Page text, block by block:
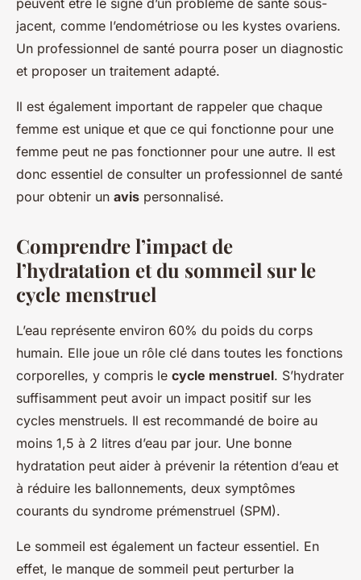
peuvent être le signe d’un problème de santé sous-
jacent, comme l’endométriose ou les kystes ovariens.
Un professionnel de santé pourra poser un diagnostic
et proposer un traitement adapté.
Il est également important de rappeler que chaque
femme est unique et que ce qui fonctionne pour une
femme peut ne pas fonctionner pour une autre. Il est
donc essentiel de consulter un professionnel de santé
pour obtenir un avis personnalisé.
Comprendre l’impact de
l’hydratation et du sommeil sur le
cycle menstruel
L’eau représente environ 60% du poids du corps
humain. Elle joue un rôle clé dans toutes les fonctions
corporelles, y compris le cycle menstruel. S’hydrater
suffisamment peut avoir un impact positif sur les
cycles menstruels. Il est recommandé de boire au
moins 1,5 à 2 litres d’eau par jour. Une bonne
hydratation peut aider à prévenir la rétention d’eau et
à réduire les ballonnements, deux symptômes
courants du syndrome prémenstruel (SPM).
Le sommeil est également un facteur essentiel. En
effet, le manque de sommeil peut perturber la